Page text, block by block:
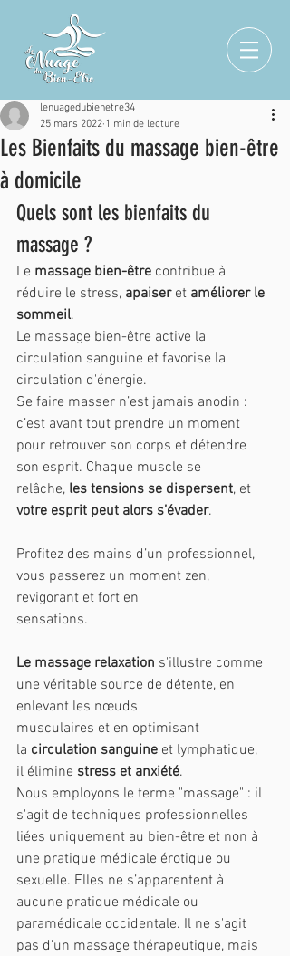
Les Bienfaits du massage bien-être
à domicile
lenuagedubienetre34
25 mars 2022 1 min de lecture
Quels sont les bienfaits du
massage ?
Le massage bien-être contribue à
réduire le stress, apaiser et améliorer le
sommeil.
Le massage bien-être active la
circulation sanguine et favorise la
circulation d'énergie.
Se faire masser n’est jamais anodin :
c’est avant tout prendre un moment
pour retrouver son corps et détendre
son esprit. Chaque muscle se
relâche, les tensions se dispersent, et
votre esprit peut alors s’évader.
Profitez des mains d’un professionnel,
vous passerez un moment zen,
revigorant et fort en
sensations.
Le massage relaxation s'illustre comme
une véritable source de détente, en
enlevant les nœuds
musculaires et en optimisant
la circulation sanguine et lymphatique,
il élimine stress et anxiété.
Nous employons le terme "massage" : il
s'agit de techniques professionnelles
liées uniquement au bien-être et non à
une pratique médicale érotique ou
sexuelle. Elles ne s’apparentent à
aucune pratique médicale ou
paramédicale occidentale. Il ne s'agit
pas d'un massage thérapeutique, mais